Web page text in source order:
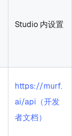
Studio 内设置
https://murf.
ai/api（开发
者文档）